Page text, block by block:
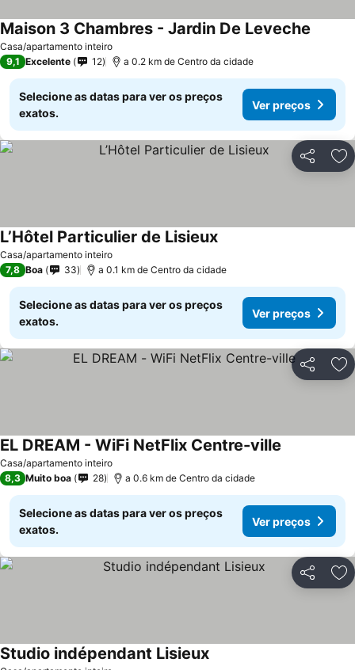
Casa/apartamento inteiro
Maison 3 Chambres - Jardin De Leveche
9,1 Excelente 12 a 0.2 km de Centro da cidade
Selecione as datas para ver os preços
exatos.
Ver preços
Partilhar
Casa/apartamento inteiro
L’Hôtel Particulier de LisieuxVer preços
7,8 Boa 33 a 0.1 km de Centro da cidade
Selecione as datas para ver os preços
exatos.
Ver preços
Partilhar
Casa/apartamento inteiro
EL DREAM - WiFi NetFlix Centre-ville
8,3 Muito boa 28 a 0.6 km de Centro da cidade
Selecione as datas para ver os preços
exatos.
Ver preços
Partilhar
Studio indépendant LisieuxVer preços